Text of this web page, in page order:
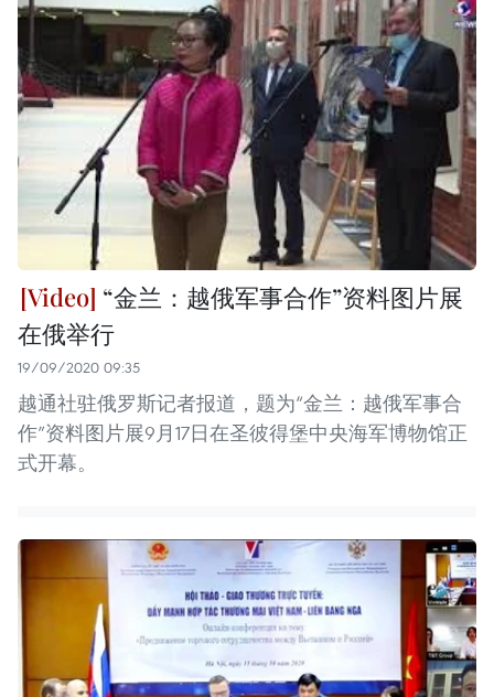
“金兰：越俄军事合作”资料图片展
在俄举行
19/09/2020 09:35
越通社驻俄罗斯记者报道，题为“金兰：越俄军事合
作”资料图片展9月17日在圣彼得堡中央海军博物馆正
式开幕。